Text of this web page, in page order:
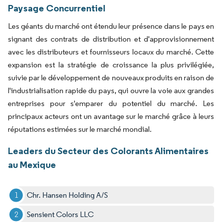
Paysage Concurrentiel
Les géants du marché ont étendu leur présence dans le pays en
signant des contrats de distribution et d'approvisionnement
avec les distributeurs et fournisseurs locaux du marché. Cette
expansion est la stratégie de croissance la plus privilégiée,
suivie par le développement de nouveaux produits en raison de
l'industrialisation rapide du pays, qui ouvre la voie aux grandes
entreprises pour s'emparer du potentiel du marché. Les
principaux acteurs ont un avantage sur le marché grâce à leurs
réputations estimées sur le marché mondial.
Leaders du Secteur des Colorants Alimentaires
au Mexique
Chr. Hansen Holding A/S
Sensient Colors LLC